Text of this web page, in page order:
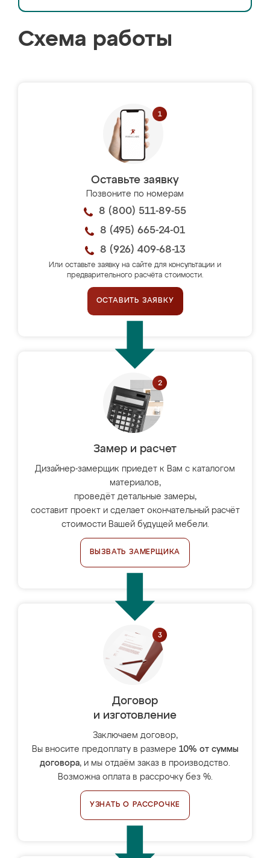
Схема работы
Оставьте заявку
Позвоните по номерам
8 (800) 511-89-55
8 (495) 665-24-01
8 (926) 409-68-13
Или оставьте заявку на сайте для консультации и
предварительного расчёта стоимости.
ОСТАВИТЬ ЗАЯВКУ
Замер и расчет
Дизайнер-замерщик приедет к Вам с каталогом
материалов,
проведёт детальные замеры,
составит проект и сделает окончательный расчёт
стоимости Вашей будущей мебели.
ВЫЗВАТЬ ЗАМЕРЩИКА
Договор
и изготовление
Заключаем договор,
Вы вносите предоплату в размере 10% от суммы
договора, и мы отдаём заказ в производство.
Возможна оплата в рассрочку без %.
УЗНАТЬ О РАССРОЧКЕ